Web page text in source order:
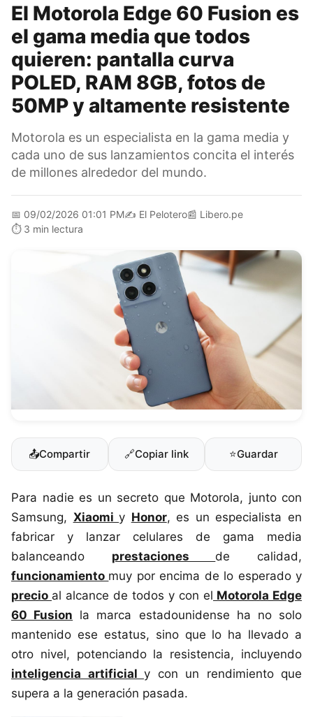
El Motorola Edge 60 Fusion es
el gama media que todos
quieren: pantalla curva
POLED, RAM 8GB, fotos de
50MP y altamente resistente
Motorola es un especialista en la gama media y
cada uno de sus lanzamientos concita el interés
de millones alrededor del mundo.
📅 09/02/2026 01:01 PM✍️ El Pelotero📰 Libero.pe
⏱️ 3 min lectura
📤Compartir 🔗Copiar link ⭐Guardar
Para nadie es un secreto que Motorola, junto con
Samsung, Xiaomiy Honor, es un especialista en
fabricar y lanzar celulares de gama media
balanceando prestacionesde calidad,
funcionamiento muy por encima de lo esperado y
precio al alcance de todos y con el Motorola Edge
60 Fusion la marca estadounidense ha no solo
mantenido ese estatus, sino que lo ha llevado a
otro nivel, potenciando la resistencia, incluyendo
inteligencia artificial y con un rendimiento que
supera a la generación pasada.